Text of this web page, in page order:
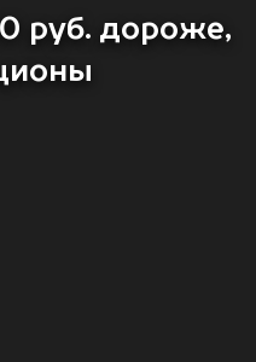
руб. дороже,